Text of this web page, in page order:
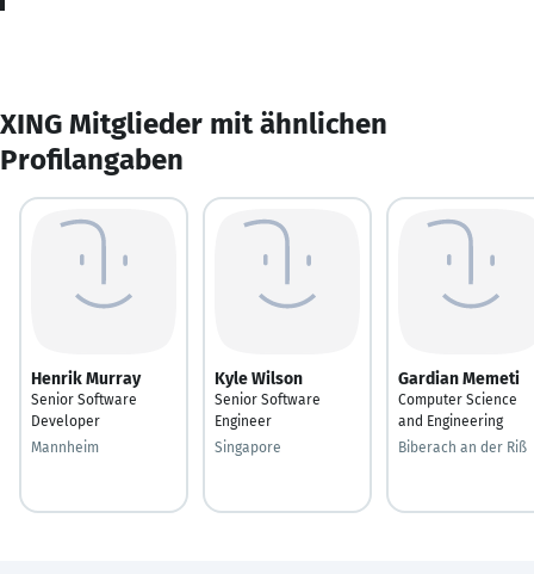
XING Mitglieder mit ähnlichen
Profilangaben
Henrik Murray
Senior Software
Developer
Mannheim
Kyle Wilson
Senior Software
Engineer
Singapore
Gardian Memeti
Computer Science
and Engineering
Biberach an der Riß